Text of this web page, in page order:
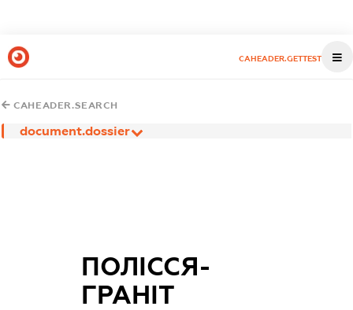
CAHEADER.GETTEST
CAHEADER.SEARCH
document.dossier
ПОЛІССЯ-
ГРАНІТ